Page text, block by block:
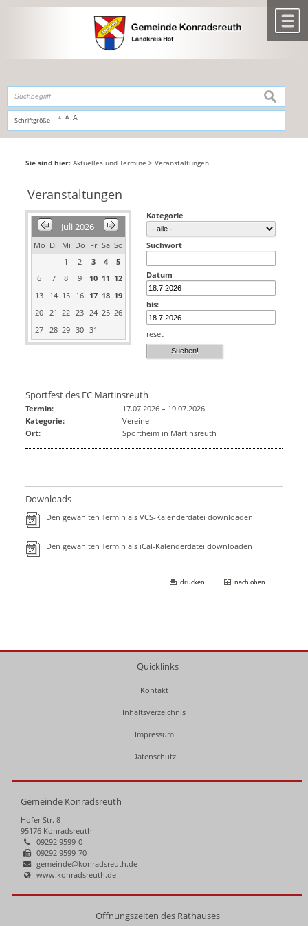
,zur Navigationoderzur Startseitespringen.
Schriftgröße A A A
suchen
Sie sind hier: Aktuelles und Termine > Veranstaltungen
Veranstaltungen
Juli 2026
Mo Di Mi Do Fr Sa So
1
2 3 4
5
6
7 8 9 10 11 12
13
14 15 16 17 18 19
20
21 22 23 24 25 26
27
28 29 30 31
Kategorie
Suchwort
Datum
bis:
reset
Sportfest des FC Martinsreuth
Termin: 17.07.2026– 19.07.2026
Kategorie:
Vereine
Ort:
Sportheim in Martinsreuth
Downloads
Den gewählten Termin als VCS-Kalenderdatei downloaden
Den gewählten Termin als iCal-Kalenderdatei downloaden
drucken nach oben
Quicklinks
Kontakt
Inhaltsverzeichnis
Impressum
Datenschutz
Gemeinde Konradsreuth
Hofer Str. 8
95176 Konradsreuth
09292 9599-0
09292 9599-70
gemeinde@konradsreuth.de
www.konradsreuth.de
Öffnungszeiten des Rathauses